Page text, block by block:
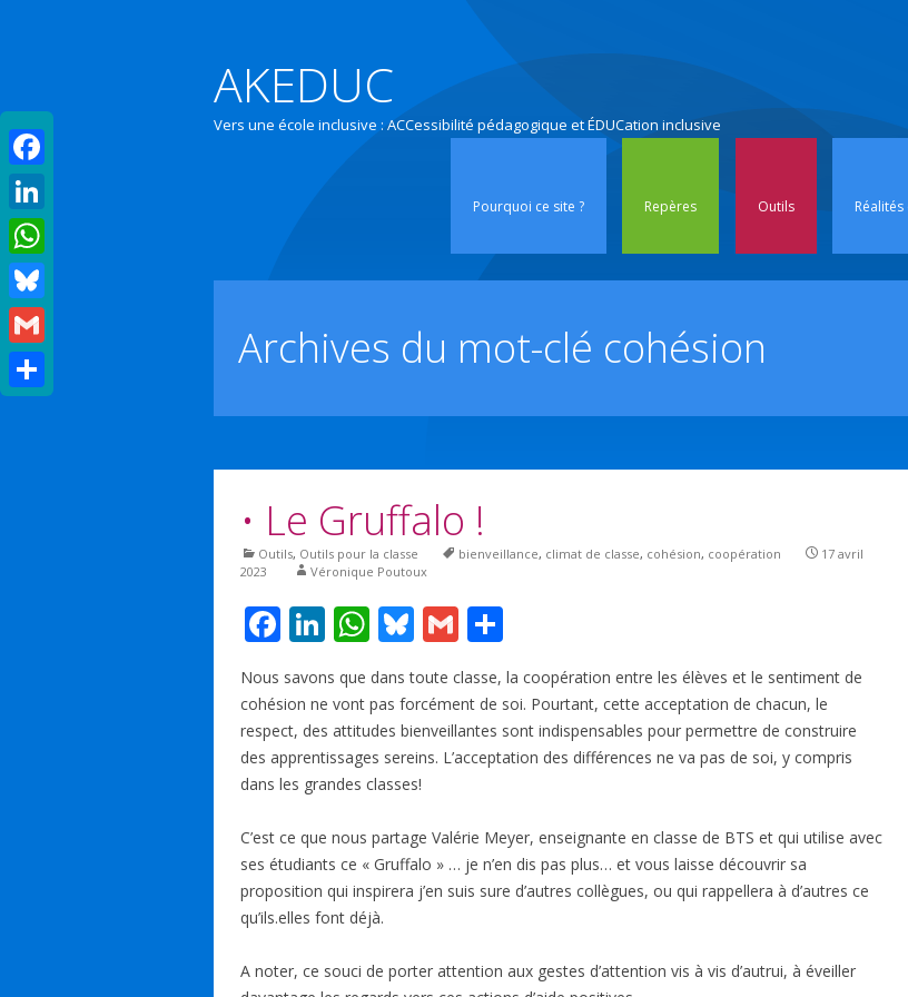
AKEDUC
Vers une école inclusive : ACCessibilité pédagogique et ÉDUCation inclusive
Pourquoi ce site ? Repères Outils Réalités
Archives du mot-clé cohésion
• Le Gruffalo !
Outils, Outils pour la classe bienveillance, climat de classe, cohésion, coopération
17 avril
2023
Véronique Poutoux
F
e
b
o
o
k
Li
k
e
dI
n
W
h
at
s
A
p
p
Bl
u
e
sk
y
G
m
ai
l
ar
ta
g
er
Nous savons que dans toute classe, la coopération entre les élèves et le sentiment de
cohésion ne vont pas forcément de soi. Pourtant, cette acceptation de chacun, le
respect, des attitudes bienveillantes sont indispensables pour permettre de construire
des apprentissages sereins. L’acceptation des différences ne va pas de soi, y compris
dans les grandes classes!
C’est ce que nous partage Valérie Meyer, enseignante en classe de BTS et qui utilise avec
ses étudiants ce « Gruffalo » … je n’en dis pas plus… et vous laisse découvrir sa
proposition qui inspirera j’en suis sure d’autres collègues, ou qui rappellera à d’autres ce
qu’ils.elles font déjà.
A noter, ce souci de porter attention aux gestes d’attention vis à vis d’autrui, à éveiller
Facebook
LinkedIn
WhatsApp
Bluesky
Gmail